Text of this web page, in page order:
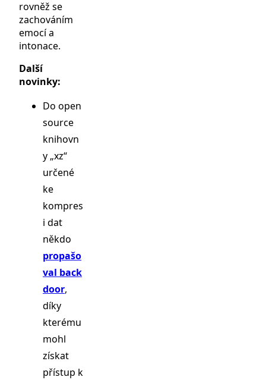
rovněž se
zachováním
emocí a
intonace.
Další
novinky:
Do open
source
knihovn
y „xz“
určené
ke
kompres
i dat
někdo
propašo
val back
door,
díky
kterému
mohl
získat
přístup k